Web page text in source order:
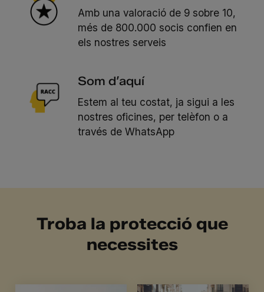
Amb una valoració de 9 sobre 10,
més de 800.000 socis confien en
els nostres serveis
Som d’aquí
Estem al teu costat, ja sigui a les
nostres oficines, per telèfon o a
través de WhatsApp
Troba la protecció que
necessites